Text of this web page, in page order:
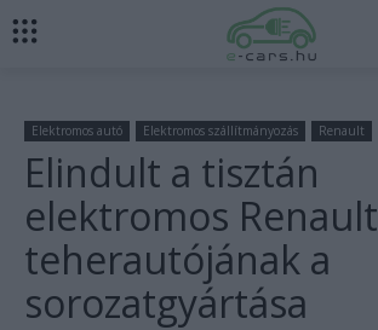
Elektromos autó Elektromos szállítmányozás Renault
Elindult a tisztán
elektromos Renault
teherautójának a
sorozatgyártása